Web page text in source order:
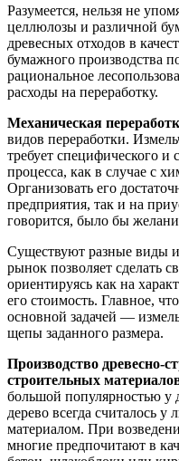
Разумеется, нельзя не
целлюлозы и различной
древесных отходов в
бумажного производства
рациональное
расходы на переработку.
Механическая
видов переработки.
требует специфического и
процесса, как в случае с
Организовать его
предприятия, так и на
говорится, было бы
Существуют разные виды
рынок позволяет сделать
ориентируясь как на
его стоимость. Главное,
основной задачей —
щепы заданного размера.
Производство древесно-
строительных
большой популярностью у
дерево всегда считалось
материалом. При
многие предпочитают в